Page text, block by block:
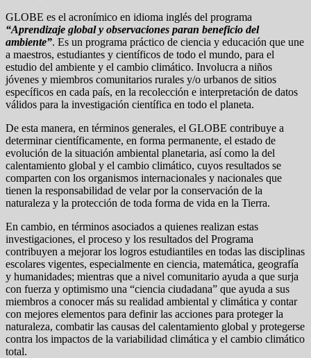
GLOBE es el acronímico en idioma inglés del programa
“Aprendizaje global y observaciones paran beneficio del
ambiente”. Es un programa práctico de ciencia y educación que une
a maestros, estudiantes y científicos de todo el mundo, para el
estudio del ambiente y el cambio climático. Involucra a niños
jóvenes y miembros comunitarios rurales y/o urbanos de sitios
específicos en cada país, en la recolección e interpretación de datos
válidos para la investigación científica en todo el planeta.
De esta manera, en términos generales, el GLOBE contribuye a
determinar científicamente, en forma permanente, el estado de
evolución de la situación ambiental planetaria, así como la del
calentamiento global y el cambio climático, cuyos resultados se
comparten con los organismos internacionales y nacionales que
tienen la responsabilidad de velar por la conservación de la
naturaleza y la protección de toda forma de vida en la Tierra.
En cambio, en términos asociados a quienes realizan estas
investigaciones, el proceso y los resultados del Programa
contribuyen a mejorar los logros estudiantiles en todas las disciplinas
escolares vigentes, especialmente en ciencia, matemática, geografía
y humanidades; mientras que a nivel comunitario ayuda a que surja
con fuerza y optimismo una “ciencia ciudadana” que ayuda a sus
miembros a conocer más su realidad ambiental y climática y contar
con mejores elementos para definir las acciones para proteger la
naturaleza, combatir las causas del calentamiento global y protegerse
contra los impactos de la variabilidad climática y el cambio climático
total.